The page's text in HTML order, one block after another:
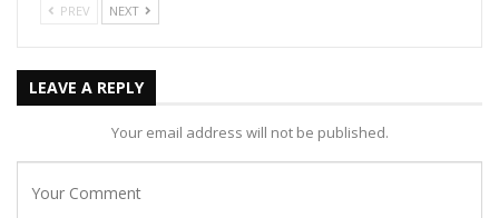
PREV NEXT
LEAVE A REPLY
Your email address will not be published.